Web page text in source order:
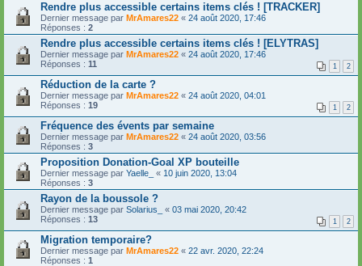
Rendre plus accessible certains items clés ! [TRACKER]
Dernier message par MrAmares22 « 24 août 2020, 17:46
Réponses : 2
Rendre plus accessible certains items clés ! [ELYTRAS]
Dernier message par MrAmares22 « 24 août 2020, 17:46
Réponses : 11 1 2
Réduction de la carte ?
Dernier message par MrAmares22 « 24 août 2020, 04:01
Réponses : 19 1 2
Fréquence des évents par semaine
Dernier message par MrAmares22 « 24 août 2020, 03:56
Réponses : 3
Proposition Donation-Goal XP bouteille
Dernier message par Yaelle_ « 10 juin 2020, 13:04
Réponses : 3
Rayon de la boussole ?
Dernier message par Solarius_ « 03 mai 2020, 20:42
Réponses : 13 1 2
Migration temporaire?
Dernier message par MrAmares22 « 22 avr. 2020, 22:24
Réponses : 1